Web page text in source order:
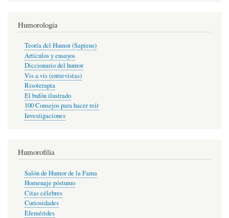
Humorología
Teoría del Humor (Sapiens)
Artículos y ensayos
Diccionario del humor
Vis a vis (entrevistas)
Risoterapia
El bufón ilustrado
100 Consejos para hacer reír
Investigaciones
Humorofilia
Salón de Humor de la Fama
Homenaje póstumo
Citas célebres
Curiosidades
Efemérides